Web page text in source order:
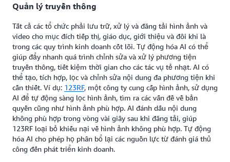
Quản lý truyền thông
Tất cả các tổ chức phải lưu trữ, xử lý và đăng tải hình ảnh và
video cho mục đích tiếp thị, giáo dục, giới thiệu và đôi khi là
trong các quy trình kinh doanh cốt lõi. Tự động hóa AI có thể
giúp đẩy nhanh quá trình chỉnh sửa và xử lý phương tiện
truyền thông, tiết kiệm thời gian cho các tác vụ tẻ nhạt. AI có
thể tạo, tích hợp, lọc và chỉnh sửa nội dung đa phương tiện khi
cần thiết. Ví dụ: 123RF, một công ty cung cấp hình ảnh, sử dụng
AI để tự động sàng lọc hình ảnh, tìm ra các vấn đề về bản
quyền cũng như hình ảnh phù hợp. AI đánh dấu nội dung
không phù hợp trong vòng vài giây sau khi đăng tải, giúp
123RF loại bỏ khiếu nại về hình ảnh không phù hợp. Tự động
hóa AI cho phép họ phân bổ lại các nguồn lực từ đánh giá thủ
công đến phát triển kinh doanh.